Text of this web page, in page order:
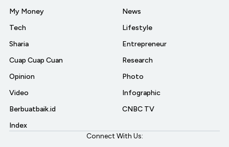
My Money
Tech
Sharia
Cuap Cuap Cuan
Opinion
Video
Berbuatbaik.id
Index
News
Lifestyle
Entrepreneur
Research
Photo
Infographic
CNBC TV
Connect With Us: